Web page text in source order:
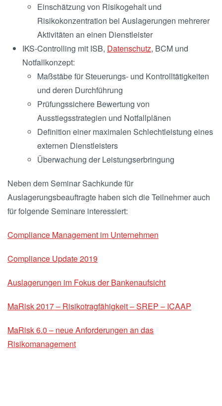
Einschätzung von Risikogehalt und
Risikokonzentration bei Auslagerungen mehrerer
Aktivitäten an einen Dienstleister
IKS-Controlling mit ISB, Datenschutz, BCM und
Notfallkonzept:
Maßstäbe für Steuerungs- und Kontrolltätigkeiten
und deren Durchführung
Prüfungssichere Bewertung von
Ausstiegsstrategien und Notfallplänen
Definition einer maximalen Schlechtleistung eines
externen Dienstleisters
Überwachung der Leistungserbringung
Neben dem Seminar Sachkunde für
Auslagerungsbeauftragte haben sich die Teilnehmer auch
für folgende Seminare interessiert:
Compliance Management im Unternehmen
Compliance Update 2019
Auslagerungen im Fokus der Bankenaufsicht
MaRisk 2017 – Risikotragfähigkeit – SREP – ICAAP
MaRisk 6.0 – neue Anforderungen an das
Risikomanagement